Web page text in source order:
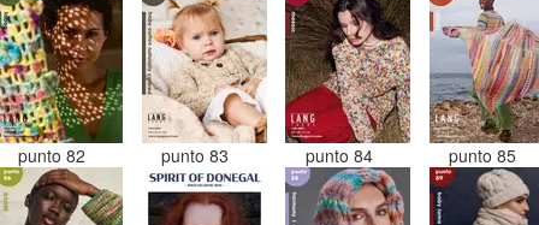
punto 82 punto 83 punto 84 punto 85